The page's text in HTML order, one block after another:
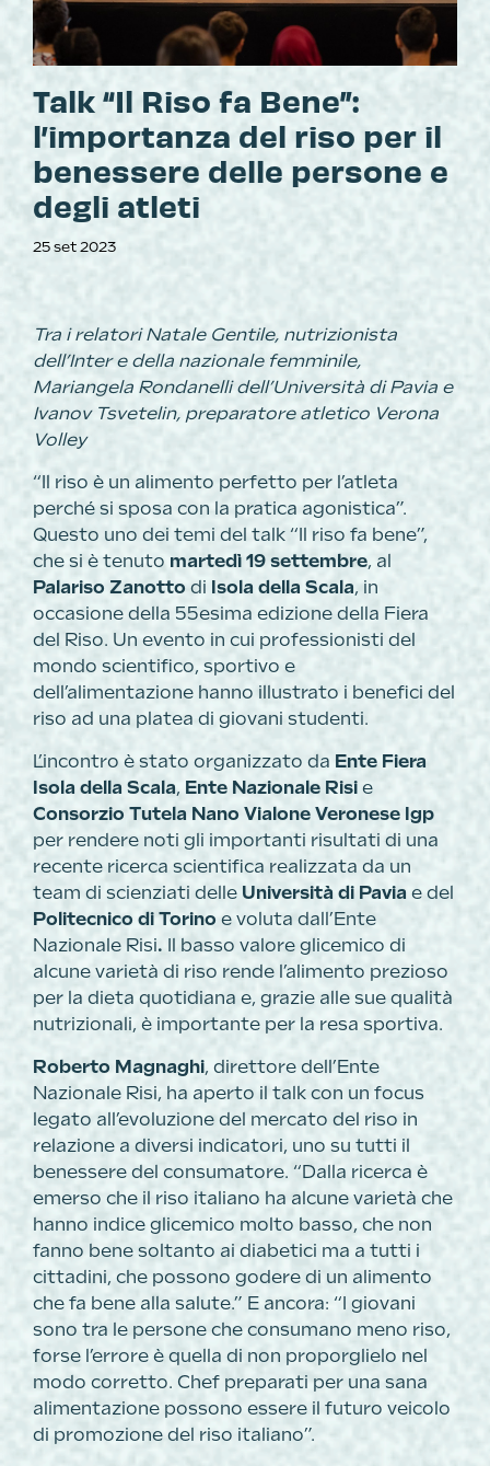
Talk “Il Riso fa Bene”:
l’importanza del riso per il
benessere delle persone e
degli atleti
25 set 2023
Tra i relatori Natale Gentile, nutrizionista
dell’Inter e della nazionale femminile,
Mariangela Rondanelli dell’Università di Pavia e
Ivanov Tsvetelin, preparatore atletico Verona
Volley
“Il riso è un alimento perfetto per l’atleta
perché si sposa con la pratica agonistica”.
Questo uno dei temi del talk “Il riso fa bene”,
che si è tenuto martedì 19 settembre, al
Palariso Zanotto di Isola della Scala, in
occasione della 55esima edizione della Fiera
del Riso. Un evento in cui professionisti del
mondo scientifico, sportivo e
dell’alimentazione hanno illustrato i benefici del
riso ad una platea di giovani studenti.
L’incontro è stato organizzato da Ente Fiera
Isola della Scala, Ente Nazionale Risi e
Consorzio Tutela Nano Vialone Veronese Igp
per rendere noti gli importanti risultati di una
recente ricerca scientifica realizzata da un
team di scienziati delle Università di Pavia e del
Politecnico di Torino e voluta dall’Ente
Nazionale Risi. Il basso valore glicemico di
alcune varietà di riso rende l’alimento prezioso
per la dieta quotidiana e, grazie alle sue qualità
nutrizionali, è importante per la resa sportiva.
Roberto Magnaghi, direttore dell’Ente
Nazionale Risi, ha aperto il talk con un focus
legato all’evoluzione del mercato del riso in
relazione a diversi indicatori, uno su tutti il
benessere del consumatore. “Dalla ricerca è
emerso che il riso italiano ha alcune varietà che
hanno indice glicemico molto basso, che non
fanno bene soltanto ai diabetici ma a tutti i
cittadini, che possono godere di un alimento
che fa bene alla salute.” E ancora: “I giovani
sono tra le persone che consumano meno riso,
forse l’errore è quella di non proporglielo nel
modo corretto. Chef preparati per una sana
alimentazione possono essere il futuro veicolo
di promozione del riso italiano”.